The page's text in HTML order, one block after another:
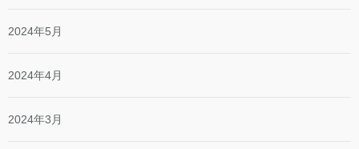
2024年5月
2024年4月
2024年3月